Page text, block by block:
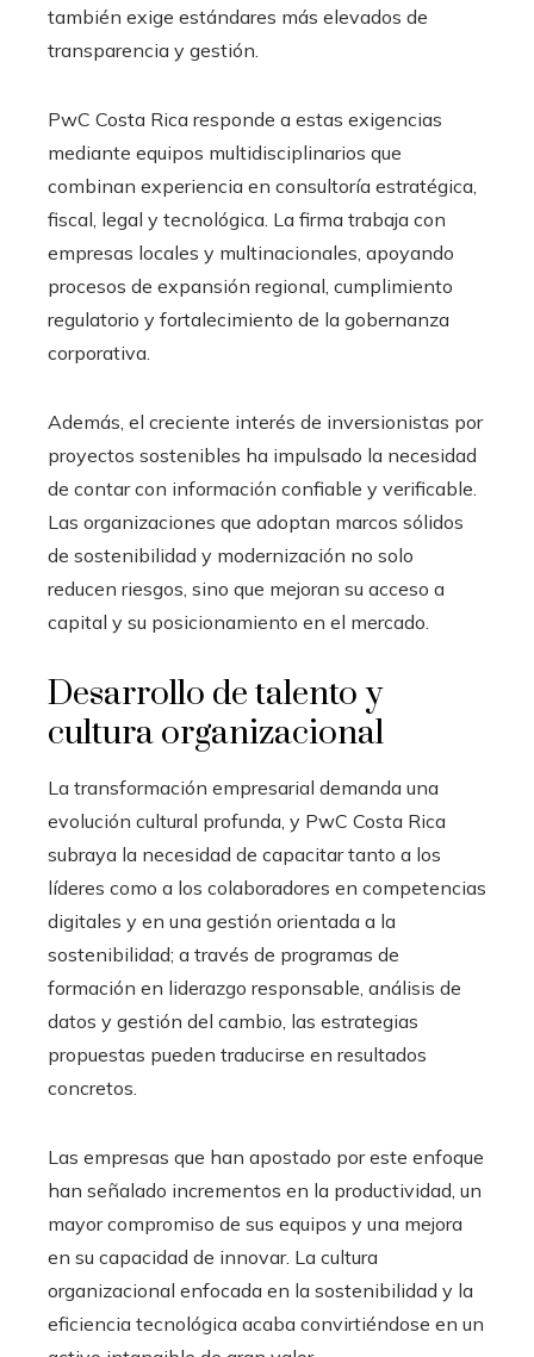
también exige estándares más elevados de
transparencia y gestión.
PwC Costa Rica responde a estas exigencias
mediante equipos multidisciplinarios que
combinan experiencia en consultoría estratégica,
fiscal, legal y tecnológica. La firma trabaja con
empresas locales y multinacionales, apoyando
procesos de expansión regional, cumplimiento
regulatorio y fortalecimiento de la gobernanza
corporativa.
Además, el creciente interés de inversionistas por
proyectos sostenibles ha impulsado la necesidad
de contar con información confiable y verificable.
Las organizaciones que adoptan marcos sólidos
de sostenibilidad y modernización no solo
reducen riesgos, sino que mejoran su acceso a
capital y su posicionamiento en el mercado.
Desarrollo de talento y
cultura organizacional
La transformación empresarial demanda una
evolución cultural profunda, y PwC Costa Rica
subraya la necesidad de capacitar tanto a los
líderes como a los colaboradores en competencias
digitales y en una gestión orientada a la
sostenibilidad; a través de programas de
formación en liderazgo responsable, análisis de
datos y gestión del cambio, las estrategias
propuestas pueden traducirse en resultados
concretos.
Las empresas que han apostado por este enfoque
han señalado incrementos en la productividad, un
mayor compromiso de sus equipos y una mejora
en su capacidad de innovar. La cultura
organizacional enfocada en la sostenibilidad y la
eficiencia tecnológica acaba convirtiéndose en un